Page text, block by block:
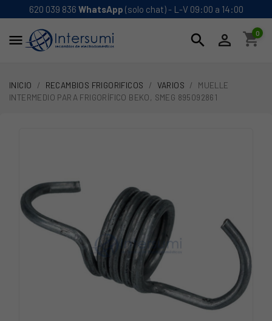
620 039 836 WhatsApp (solo chat) - L-V 09:00 a 14:00
 search  shopping_cart
0
INICIO RECAMBIOS FRIGORIFICOS VARIOS
MUELLE
INTERMEDIO PARA FRIGORÍFICO BEKO, SMEG 895092861